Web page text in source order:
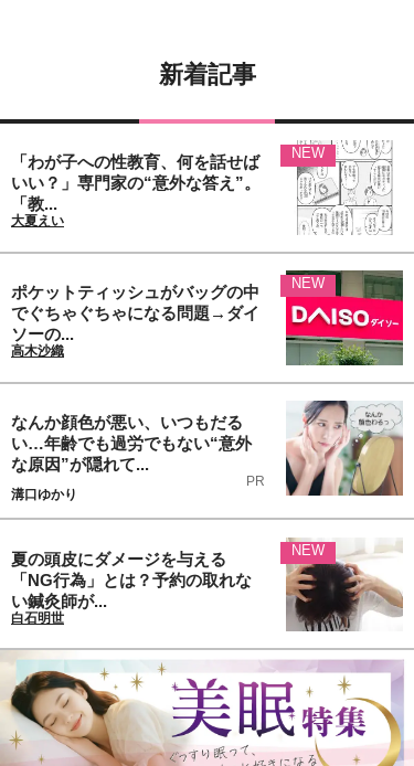
新着記事
「わが子への性教育、何を話せば
いい？」専門家の“意外な答え”。
「教...
大夏えい
NEW
ポケットティッシュがバッグの中
でぐちゃぐちゃになる問題→ダイ
ソーの...
高木沙織
NEW
なんか顔色が悪い、いつもだる
い…年齢でも過労でもない“意外
な原因”が隠れて...
PR
溝口ゆかり
夏の頭皮にダメージを与える
「NG行為」とは？予約の取れな
い鍼灸師が...
白石明世
NEW